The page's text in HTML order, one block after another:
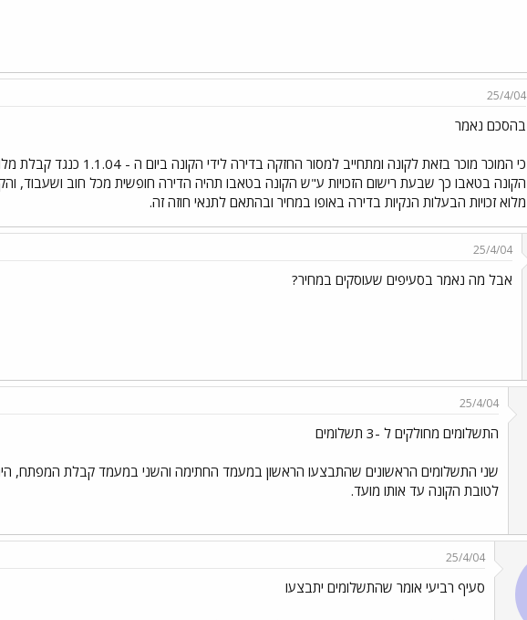
25/4/04
בהסכם נאמר
כי המוכר מוכר בזאת לקונה
הקונה בטאבו כך שבעת רישום הזכויות ע"ש הקונה בטאבו תהיה הדירה חופשית מכל חוב ושעבוד,
מלוא זכויות הבעלות הנקיות בדירה באופו במחיר ובהתאם לתנאי חוזה זה.
25/4/04
אבל מה נאמר בסעיפים שעוסקים במחיר?
25/4/04
התשלומים מחולקים ל -3 תשלומים
שני התשלומים הראשונים שהתבצעו הראשון במעמד החתימה והשני במעמד קבלת המפתח,
לטובת הקונה עד אותו מועד.
25/4/04
סעיף רביעי אומר שהתשלומים יתבצעו